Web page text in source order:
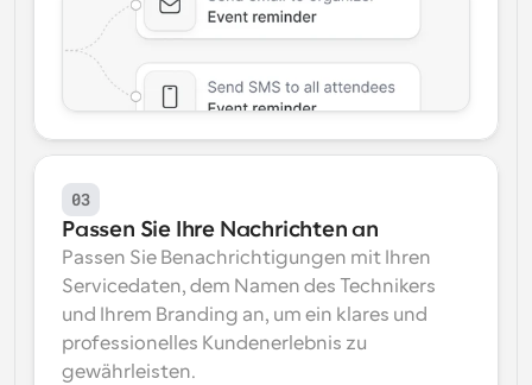
03
Passen Sie Ihre Nachrichten an
Passen Sie Benachrichtigungen mit Ihren
Servicedaten, dem Namen des Technikers
und Ihrem Branding an, um ein klares und
professionelles Kundenerlebnis zu
gewährleisten.